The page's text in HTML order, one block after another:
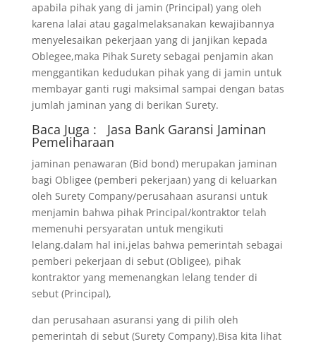
apabila pihak yang di jamin (Principal) yang oleh
karena lalai atau gagalmelaksanakan kewajibannya
menyelesaikan pekerjaan yang di janjikan kepada
Oblegee,maka Pihak Surety sebagai penjamin akan
menggantikan kedudukan pihak yang di jamin untuk
membayar ganti rugi maksimal sampai dengan batas
jumlah jaminan yang di berikan Surety.
Baca Juga : Jasa Bank Garansi Jaminan
Pemeliharaan
jaminan penawaran (Bid bond) merupakan jaminan
bagi Obligee (pemberi pekerjaan) yang di keluarkan
oleh Surety Company/perusahaan asuransi untuk
menjamin bahwa pihak Principal/kontraktor telah
memenuhi persyaratan untuk mengikuti
lelang.dalam hal ini,jelas bahwa pemerintah sebagai
pemberi pekerjaan di sebut (Obligee), pihak
kontraktor yang memenangkan lelang tender di
sebut (Principal),
dan perusahaan asuransi yang di pilih oleh
pemerintah di sebut (Surety Company).Bisa kita lihat